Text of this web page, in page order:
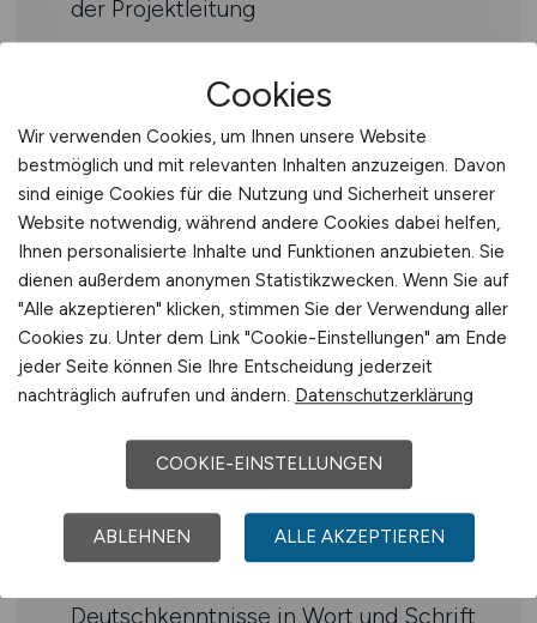
der Projektleitung
Sie haben eine abgeschlossene
Ausbildung als technischer
Systemplaner oder als technischer
Zeichner im Bereich Elektrotechnik
oder verfügen über eine ähnliche
fachliche Ausbildung mit dem
Schwerpunkt auf elektrotechnische
Systeme
Sie haben bereits einschlägige
komplexer Projekte gesammelt
Sie haben solide Anwenderkenntnisse
in MS Office sowie in AutoCAD
MEP/Revit MEP
Deutschkenntnisse in Wort und Schrift
Cookies
Wir verwenden Cookies, um Ihnen unsere Website
bestmöglich und mit relevanten Inhalten anzuzeigen. Davon
sind einige Cookies für die Nutzung und Sicherheit unserer
Website notwendig, während andere Cookies dabei helfen,
Ihnen personalisierte Inhalte und Funktionen anzubieten. Sie
dienen außerdem anonymen Statistikzwecken. Wenn Sie auf
"Alle akzeptieren" klicken, stimmen Sie der Verwendung aller
Cookies zu. Unter dem Link "Cookie-Einstellungen" am Ende
jeder Seite können Sie Ihre Entscheidung jederzeit
nachträglich aufrufen und ändern. Datenschutzerklärung
COOKIE-EINSTELLUNGEN
ABLEHNEN ALLE AKZEPTIEREN